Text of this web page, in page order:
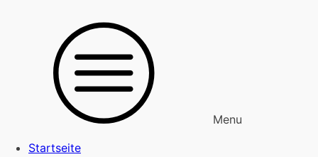
Menu
Startseite